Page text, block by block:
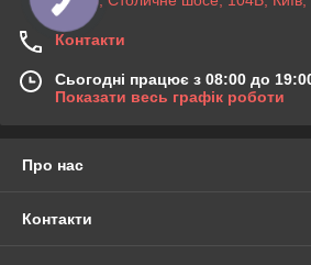
Контакти
Сьогодні працює з 08:00 до
Показати весь графік роботи
Про нас
Контакти